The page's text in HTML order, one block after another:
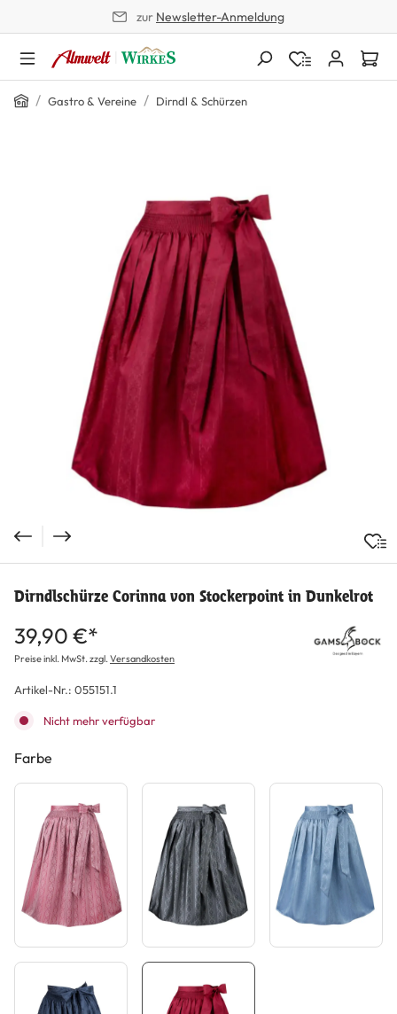
zur Newsletter-Anmeldung
Home
/ Gastro & Vereine / Dirndl & Schürzen
Dirndlschürze Corinna von Stockerpoint in Dunkelrot
39,90 €*
Preise inkl. MwSt. zzgl.Versandkosten
Artikel-Nr.: 055151.1
Nicht mehr verfügbar
Farbe